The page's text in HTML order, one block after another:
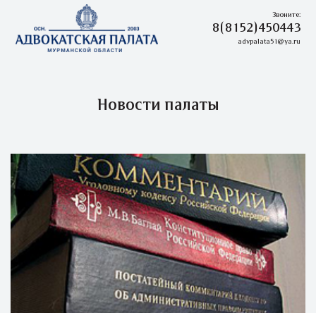
Звоните:
8(8152)450443
advpalata51@ya.ru
Новости палаты